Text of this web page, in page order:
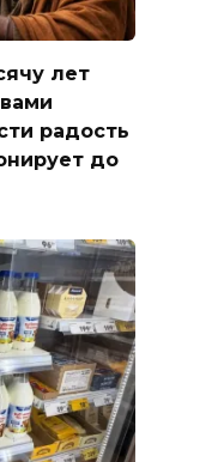
лет
радость
до